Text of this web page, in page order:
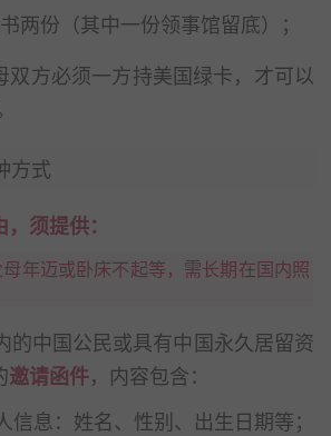
两份（其中一份领事馆留底）；
双方必须一方持美国绿卡，才可以
方式
须提供：
年迈或卧床不起等，需长期在国内照
的中国公民或具有中国永久居留资
邀请函件，内容包含：
信息：姓名、性别、出生日期等；